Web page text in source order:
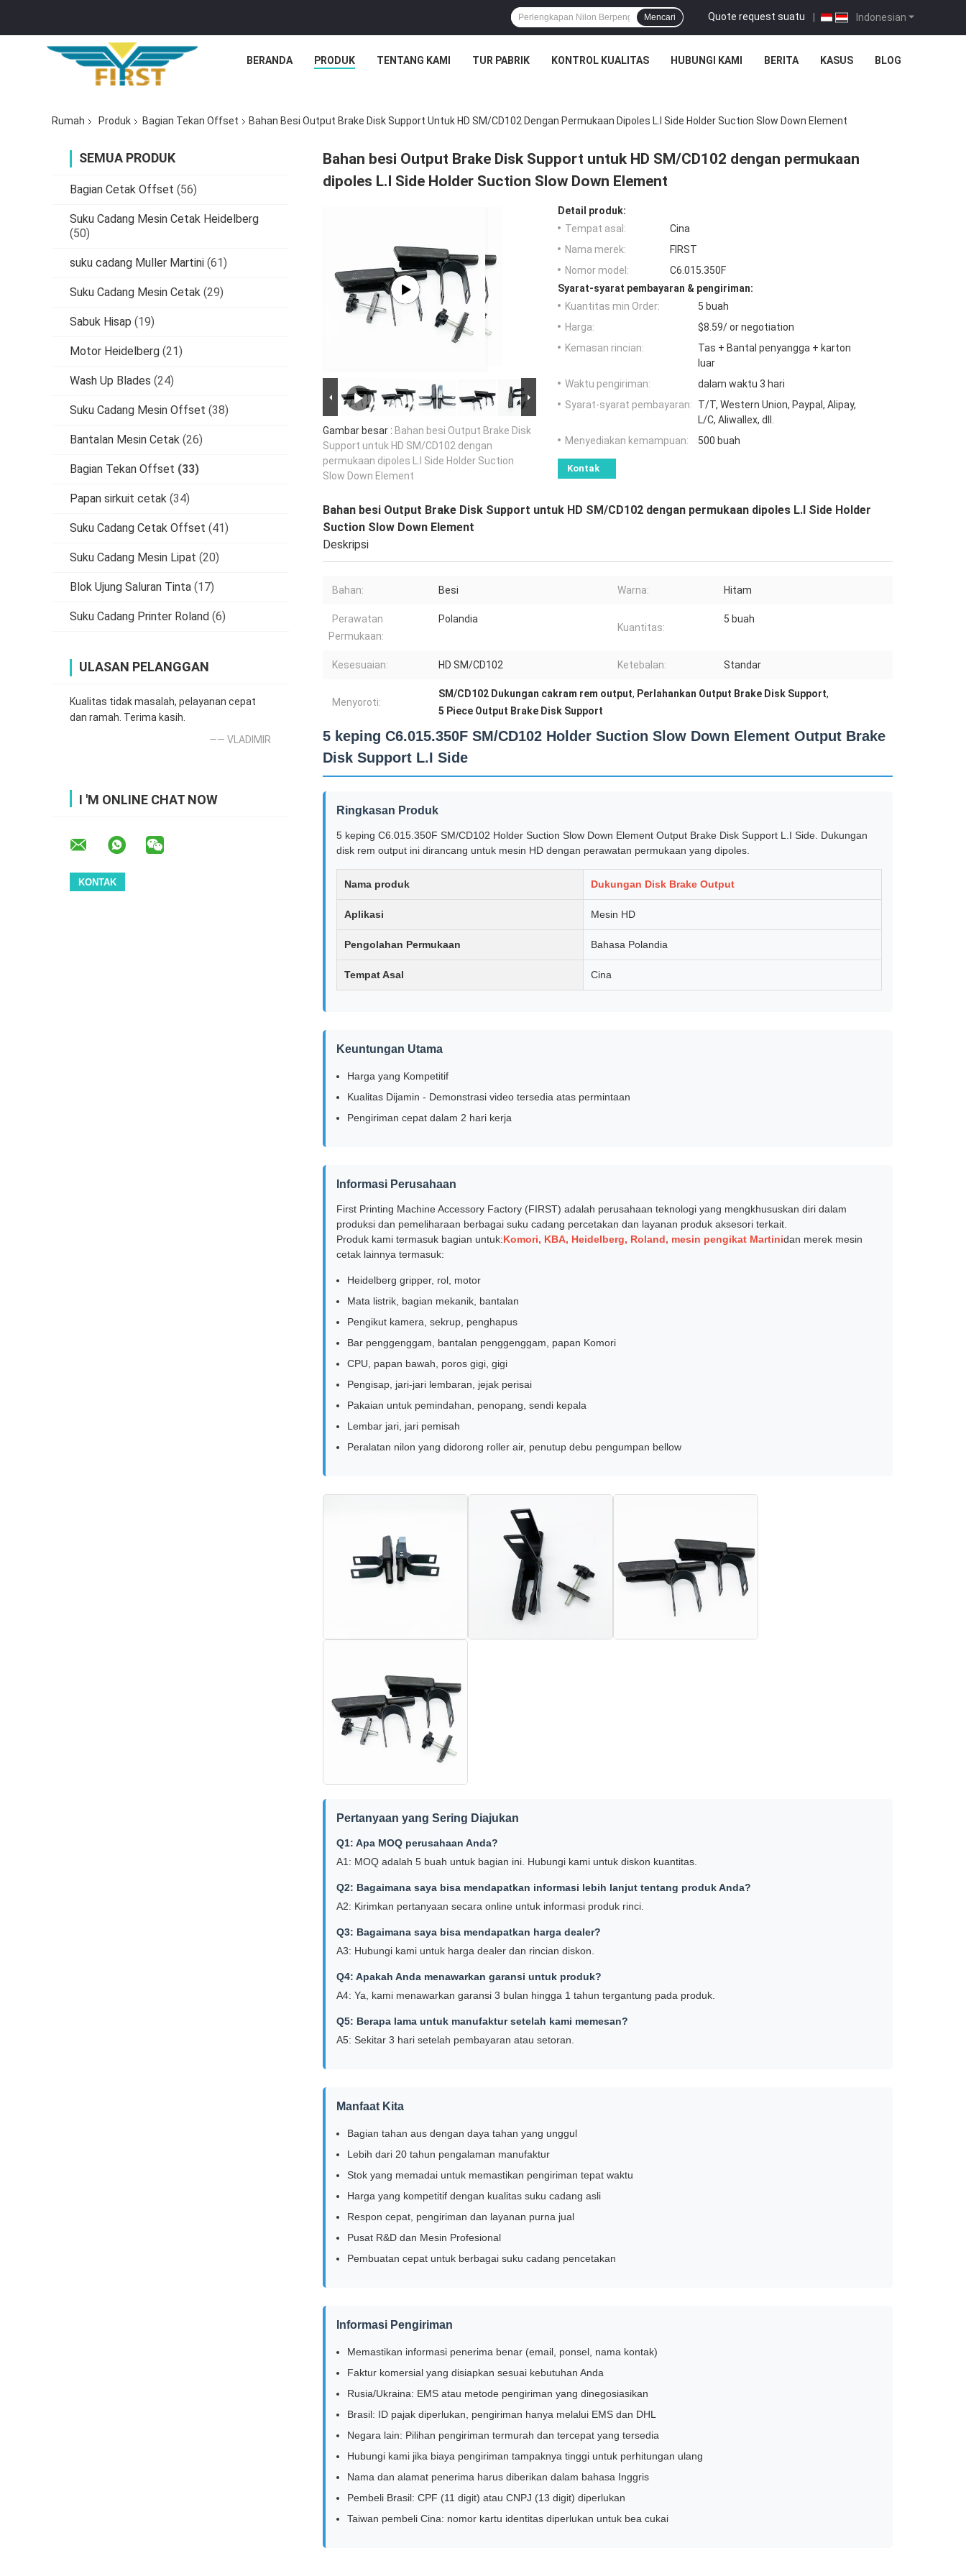
Indonesian
Quote request suatu |
Mencari
BERANDA PRODUK TENTANG KAMI TUR PABRIK KONTROL KUALITAS HUBUNGI KAMI BERITA KASUS BLOG
Rumah Produk Bagian Tekan Offset Bahan Besi Output Brake Disk Support Untuk HD SM/CD102 Dengan Permukaan Dipoles L.I Side Holder Suction Slow Down Element
SEMUA PRODUK
Bagian Cetak Offset (56)
Suku Cadang Mesin Cetak Heidelberg
(50)
suku cadang Muller Martini (61)
Suku Cadang Mesin Cetak (29)
Sabuk Hisap (19)
Motor Heidelberg (21)
Wash Up Blades (24)
Suku Cadang Mesin Offset (38)
Bantalan Mesin Cetak (26)
Bagian Tekan Offset (33)
Papan sirkuit cetak (34)
Suku Cadang Cetak Offset (41)
Suku Cadang Mesin Lipat (20)
Blok Ujung Saluran Tinta (17)
Suku Cadang Printer Roland (6)
ULASAN PELANGGAN
Kualitas tidak masalah, pelayanan cepat
dan ramah. Terima kasih.
—— VLADIMIR
I 'M ONLINE CHAT NOW
Bahan besi Output Brake Disk Support untuk HD SM/CD102 dengan permukaan
dipoles L.I Side Holder Suction Slow Down Element
Gambar besar : Bahan besi Output Brake Disk
Support untuk HD SM/CD102 dengan
permukaan dipoles L.I Side Holder Suction
Slow Down Element
Detail produk:
Tempat asal:
Cina
Nama merek:
FIRST
Nomor model:
C6.015.350F
Syarat-syarat pembayaran & pengiriman:
Kuantitas min Order:
5 buah
Harga:
$8.59/ or negotiation
Kemasan rincian:
Tas + Bantal penyangga + karton
luar
Waktu pengiriman:
dalam waktu 3 hari
Syarat-syarat pembayaran:
T/T, Western Union, Paypal, Alipay,
L/C, Aliwallex, dll.
Menyediakan kemampuan:
500 buah
Kontak
Bahan besi Output Brake Disk Support untuk HD SM/CD102 dengan permukaan dipoles L.I Side Holder
Suction Slow Down Element
Deskripsi
Bahan: Besi Warna: Hitam
Perawatan
Permukaan:
Polandia
Kuantitas:
5 buah
Kesesuaian: HD SM/CD102 Ketebalan: Standar
Menyoroti:
SM/CD102 Dukungan cakram rem output, Perlahankan Output Brake Disk Support,
5 Piece Output Brake Disk Support
5 keping C6.015.350F SM/CD102 Holder Suction Slow Down Element Output Brake
Disk Support L.I Side
Ringkasan Produk
5 keping C6.015.350F SM/CD102 Holder Suction Slow Down Element Output Brake Disk Support L.I Side. Dukungan
disk rem output ini dirancang untuk mesin HD dengan perawatan permukaan yang dipoles.
Nama produk Dukungan Disk Brake Output
Aplikasi Mesin HD
Pengolahan Permukaan Bahasa Polandia
Tempat Asal Cina
Keuntungan Utama
Harga yang Kompetitif
Kualitas Dijamin - Demonstrasi video tersedia atas permintaan
Pengiriman cepat dalam 2 hari kerja
Informasi Perusahaan
First Printing Machine Accessory Factory (FIRST) adalah perusahaan teknologi yang mengkhususkan diri dalam
produksi dan pemeliharaan berbagai suku cadang percetakan dan layanan produk aksesori terkait.
Produk kami termasuk bagian untuk:Komori, KBA, Heidelberg, Roland, mesin pengikat Martinidan merek mesin
cetak lainnya termasuk:
Heidelberg gripper, rol, motor
Mata listrik, bagian mekanik, bantalan
Pengikut kamera, sekrup, penghapus
Bar penggenggam, bantalan penggenggam, papan Komori
CPU, papan bawah, poros gigi, gigi
Pengisap, jari-jari lembaran, jejak perisai
Pakaian untuk pemindahan, penopang, sendi kepala
Lembar jari, jari pemisah
Peralatan nilon yang didorong roller air, penutup debu pengumpan bellow
Pertanyaan yang Sering Diajukan
Q1: Apa MOQ perusahaan Anda?
A1: MOQ adalah 5 buah untuk bagian ini. Hubungi kami untuk diskon kuantitas.
Q2: Bagaimana saya bisa mendapatkan informasi lebih lanjut tentang produk Anda?
A2: Kirimkan pertanyaan secara online untuk informasi produk rinci.
Q3: Bagaimana saya bisa mendapatkan harga dealer?
A3: Hubungi kami untuk harga dealer dan rincian diskon.
Q4: Apakah Anda menawarkan garansi untuk produk?
A4: Ya, kami menawarkan garansi 3 bulan hingga 1 tahun tergantung pada produk.
Q5: Berapa lama untuk manufaktur setelah kami memesan?
A5: Sekitar 3 hari setelah pembayaran atau setoran.
Manfaat Kita
Bagian tahan aus dengan daya tahan yang unggul
Lebih dari 20 tahun pengalaman manufaktur
Stok yang memadai untuk memastikan pengiriman tepat waktu
Harga yang kompetitif dengan kualitas suku cadang asli
Respon cepat, pengiriman dan layanan purna jual
Pusat R&D dan Mesin Profesional
Pembuatan cepat untuk berbagai suku cadang pencetakan
Informasi Pengiriman
Memastikan informasi penerima benar (email, ponsel, nama kontak)
Faktur komersial yang disiapkan sesuai kebutuhan Anda
Rusia/Ukraina: EMS atau metode pengiriman yang dinegosiasikan
Brasil: ID pajak diperlukan, pengiriman hanya melalui EMS dan DHL
Negara lain: Pilihan pengiriman termurah dan tercepat yang tersedia
Hubungi kami jika biaya pengiriman tampaknya tinggi untuk perhitungan ulang
Nama dan alamat penerima harus diberikan dalam bahasa Inggris
Pembeli Brasil: CPF (11 digit) atau CNPJ (13 digit) diperlukan
Taiwan pembeli Cina: nomor kartu identitas diperlukan untuk bea cukai